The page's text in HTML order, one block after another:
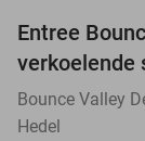
Entree
verkoelende
Bounce Valley
Hedel